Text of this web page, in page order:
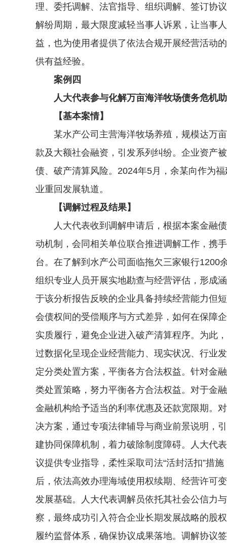
理、委托调解、法官指导、组织调解、签订协
解纷周期，最大限度减轻当事人诉累，让当事
益，也为使用者提供了依法合规开展经营活动
供有益经验。
案例四
人大代表参与化解万亩海洋牧场债务危机
【基本案情】
某水产公司主营海洋牧场养殖，规模达万亩
款及大额社会融资，引发系列纠纷。企业资产
债、破产清算风险。2024年5月，余某向作为
业重回发展轨道。
【调解过程及结果】
人大代表收到调解申请后，根据本案金融债
动机制，会同相关单位联合推进调解工作，携
台。在了解到水产公司面临拖欠三家银行1200
组织专业人员开展实地勘查与经营评估，形成
于该分析报告反映的企业具备持续经营能力但
会债权间的受偿顺序与方式差异，如何在保障
实质履行，避免企业进入破产清算程序。为此
过数据化呈现企业经营能力、现实状况、行业
定分类处置方案，平衡各方合法权益。针对金
类处置策略，努力平衡各方合法权益。对于金
金融机构给予适当的利率优惠及还款宽限期。
决方案，通过专项法律辅导与商业前景说明，
建协同保障机制，着力破除制度障碍。人大代
议提供专业指导，柔性采取司法“活封活扣”措
后，依法高效办理海域使用权续期、经营许可
发展基础。人大代表调解员依托其社会公信力
察，最终成功引入符合企业长期发展战略的股
履约监督体系，确保协议成果落地。调解协议